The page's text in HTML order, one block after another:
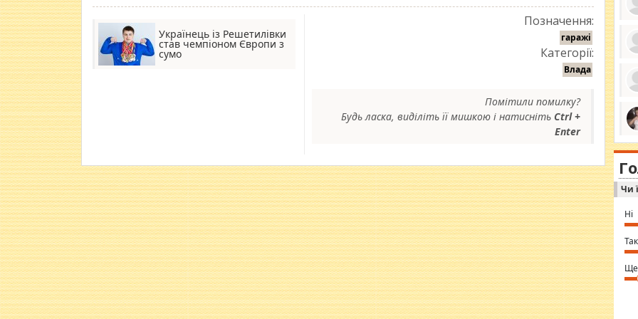
Українець із Решетилівки
став чемпіоном Європи з
сумо
Позначення:
гаражі
Категорії:
Влада
Помітили помилку?
Будь ласка, виділіть її мишкою і натисніть Ctrl +
Enter
за
ми
in
⇒
Чи
Ні
Так
Ще